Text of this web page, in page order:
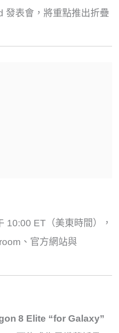
發表會，將重點推出折疊
10:00 ET（美東時間），
、官方網站與
8 Elite “for Galaxy”